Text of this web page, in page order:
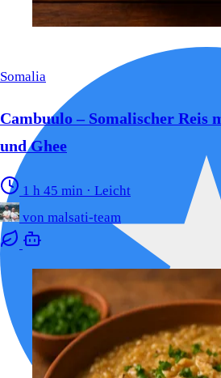
Somalia
Cambuulo – Somalischer Reis
und Ghee
1 h 45 min · Leicht
von malsati-team